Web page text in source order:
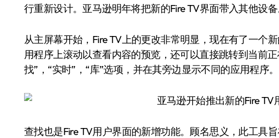
行重新设计。亚马逊明年将把新的Fire TV界面带入其他设备
从主屏幕开始，Fire TV上的更改非常明显，现在有了一个
用程序上滚动以查看内容的预览，还可以直接跳转到当前
找”，“实时”，“库”选项，并在其旁边显示不同的应用程序。
查找也是Fire TV用户界面的新增功能。顾名思义，此工具